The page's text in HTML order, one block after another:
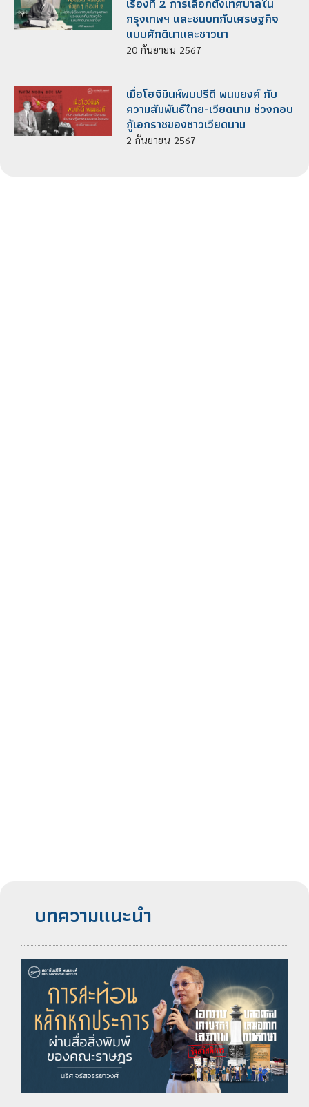
กรุงเทพฯ และชนบทกับเศรษฐกิจ
แบบศักดินาและชาวนา
20 กันยายน 2567
เมื่อโฮจิมินห์พบปรีดี พนมยงค์ กับ
ความสัมพันธ์ไทย-เวียดนาม ช่วงกอบ
กู้เอกราชของชาวเวียดนาม
2 กันยายน 2567
บทความแนะนำ